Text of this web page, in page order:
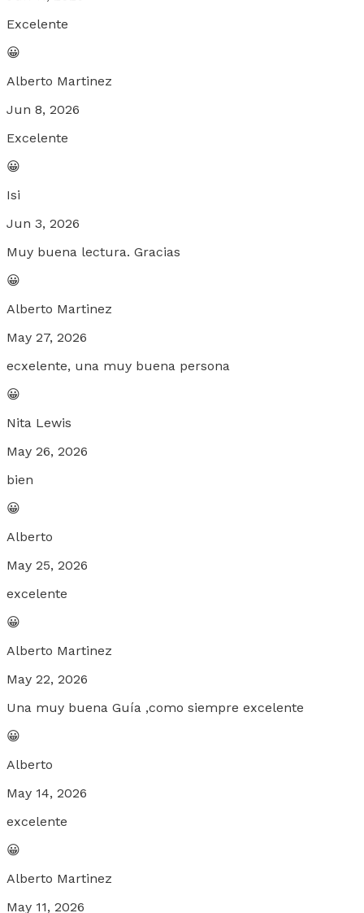
Excelente
😀
Alberto Martinez
Jun 8, 2026
Excelente
😀
Isi
Jun 3, 2026
Muy buena lectura. Gracias
😀
Alberto Martinez
May 27, 2026
ecxelente, una muy buena persona
😀
Nita Lewis
May 26, 2026
bien
😀
Alberto
May 25, 2026
excelente
😀
Alberto Martinez
May 22, 2026
Una muy buena Guía ,como siempre excelente
😀
Alberto
May 14, 2026
excelente
😀
Alberto Martinez
May 11, 2026